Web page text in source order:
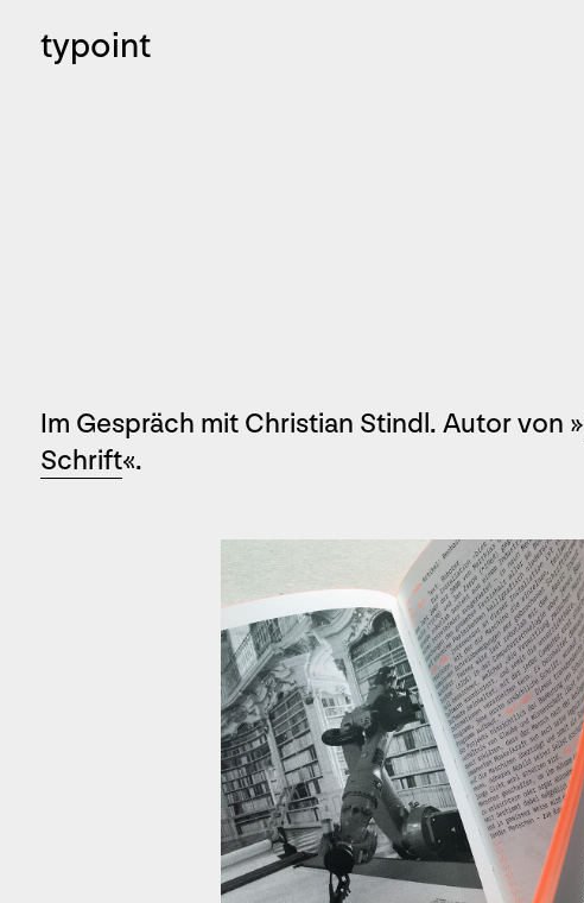
typoint
Im Gespräch mit Christian Stindl. Autor von »
Schrift«.